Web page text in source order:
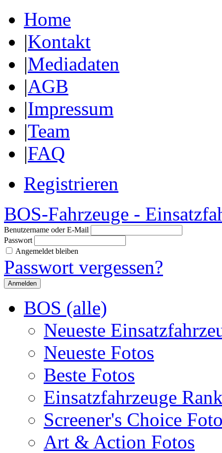
Home
|Kontakt
|Mediadaten
|AGB
|Impressum
|Team
|FAQ
Registrieren
BOS-Fahrzeuge -
Benutzername oder E-Mail
Passwort
Angemeldet bleiben
Passwort vergessen?
BOS (alle)
Neueste
Neueste Fotos
Beste Fotos
Einsatzfahrzeuge
Screener's Choice
Art & Action Fotos